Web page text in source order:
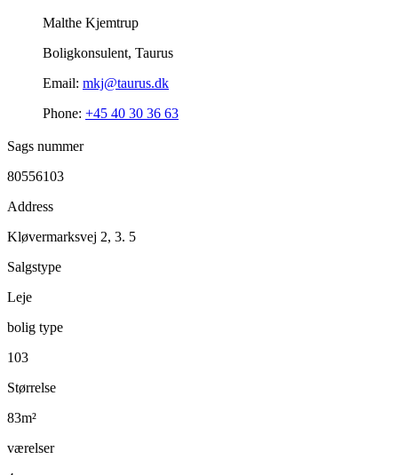
Malthe Kjemtrup
Boligkonsulent, Taurus
Email: mkj@taurus.dk
Phone: +45 40 30 36 63
Sags nummer
80556103
Address
Kløvermarksvej 2, 3. 5
Salgstype
Leje
bolig type
103
Størrelse
83m²
værelser